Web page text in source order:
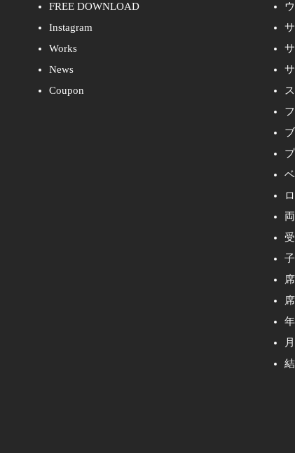
FREE DOWNLOAD
Instagram
Works
News
Coupon